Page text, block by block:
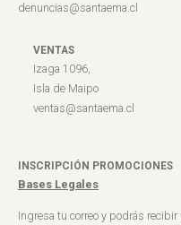
denuncias@santaema.cl
VENTAS
Izaga 1096,
Isla de Maipo
ventas@santaema.cl
INSCRIPCIÓN PROMOCIONES
Bases Legales
Ingresa tu correo y podrás